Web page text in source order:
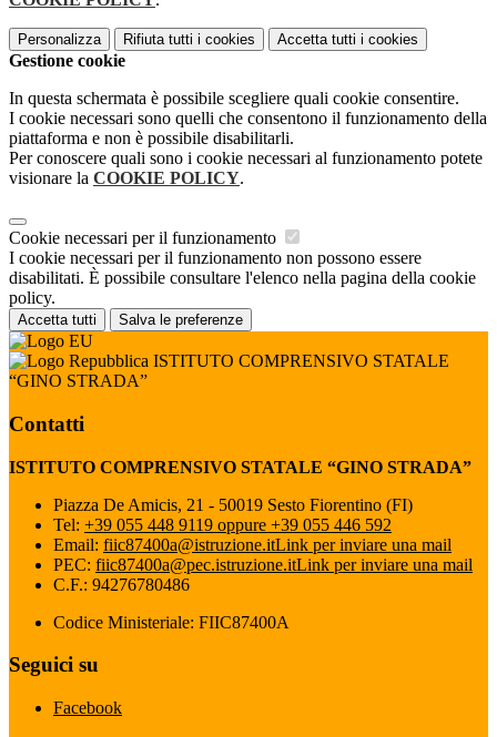
Personalizza Rifiuta tutti i cookies Accetta tutti i cookies
Gestione cookie
In questa schermata è possibile scegliere quali cookie consentire.
I cookie necessari sono quelli che consentono il funzionamento della
piattaforma e non è possibile disabilitarli.
Per conoscere quali sono i cookie necessari al funzionamento potete
visionare la COOKIE POLICY.
Cookie necessari per il funzionamento
I cookie necessari per il funzionamento non possono essere
disabilitati. È possibile consultare l'elenco nella pagina della cookie
policy.
Accetta tutti Salva le preferenze
ISTITUTO COMPRENSIVO STATALE
“GINO STRADA”
Contatti
ISTITUTO COMPRENSIVO STATALE “GINO STRADA”
Piazza De Amicis, 21 - 50019 Sesto Fiorentino (FI)
Tel: +39 055 448 9119 oppure +39 055 446 592
Email: fiic87400a@istruzione.itLink per inviare una mail
PEC: fiic87400a@pec.istruzione.itLink per inviare una mail
C.F.: 94276780486
Codice Ministeriale: FIIC87400A
Seguici su
Facebook